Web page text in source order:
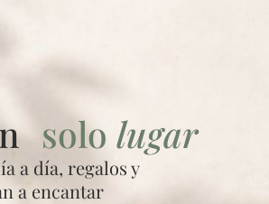
sololugar
a día, regalos y
a encantar